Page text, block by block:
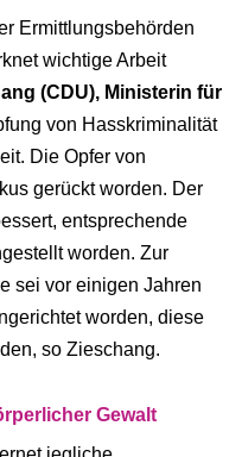
Ermittlungsbehörden
wichtige Arbeit
(CDU), Ministerin für
von Hasskriminalität
Die Opfer von
gerückt worden. Der
entsprechende
worden. Zur
sei vor einigen Jahren
worden, diese
so Zieschang.
Gewalt